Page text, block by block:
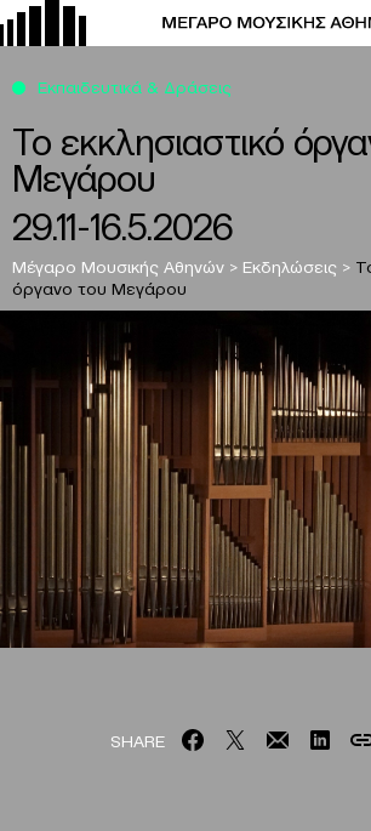
Το εκκλησιαστικό
Μεγάρου
29.11-16.5.2026
Μέγαρο Μουσικής Αθηνών > Εκδηλώσεις >
όργανο του Μεγάρου
Εκπαιδευτικά & Δράσεις
SHARE